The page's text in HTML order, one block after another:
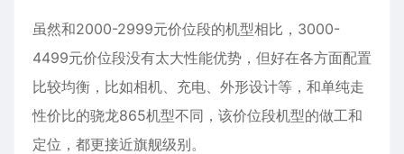
虽然和2000-2999元价位段的机型相比，3000-
4499元价位段没有太大性能优势，但好在各方面配置
比较均衡，比如相机、充电、外形设计等，和单纯走
性价比的骁龙865机型不同，该价位段机型的做工和
定位，都更接近旗舰级别。